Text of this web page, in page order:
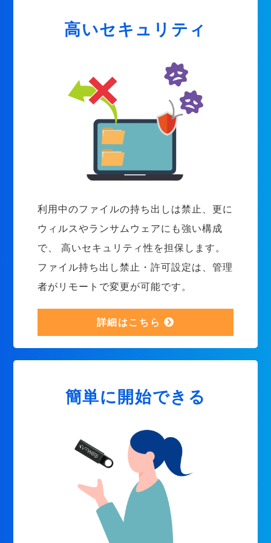
高いセキュリティ
利用中のファイルの持ち出しは禁止、更に
ウィルスやランサムウェアにも強い構成
で、 高いセキュリティ性を担保します。
ファイル持ち出し禁止・許可設定は、管理
者がリモートで変更が可能です。
詳細はこちら
簡単に開始できる